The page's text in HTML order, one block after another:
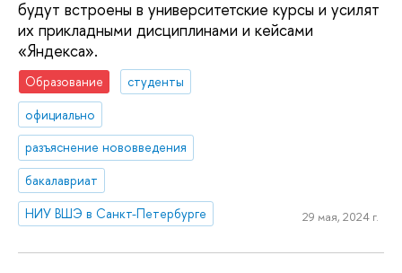
будут встроены в университетские курсы и усилят
их прикладными дисциплинами и кейсами
«Яндекса».
Образование
студенты
официально
разъяснение нововведения
бакалавриат
НИУ ВШЭ в Санкт-Петербурге
29 мая, 2024 г.